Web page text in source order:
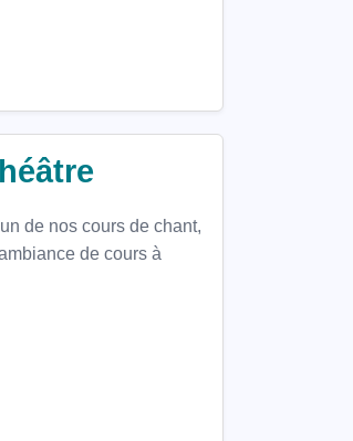
de nos cours de chant,
de cours à